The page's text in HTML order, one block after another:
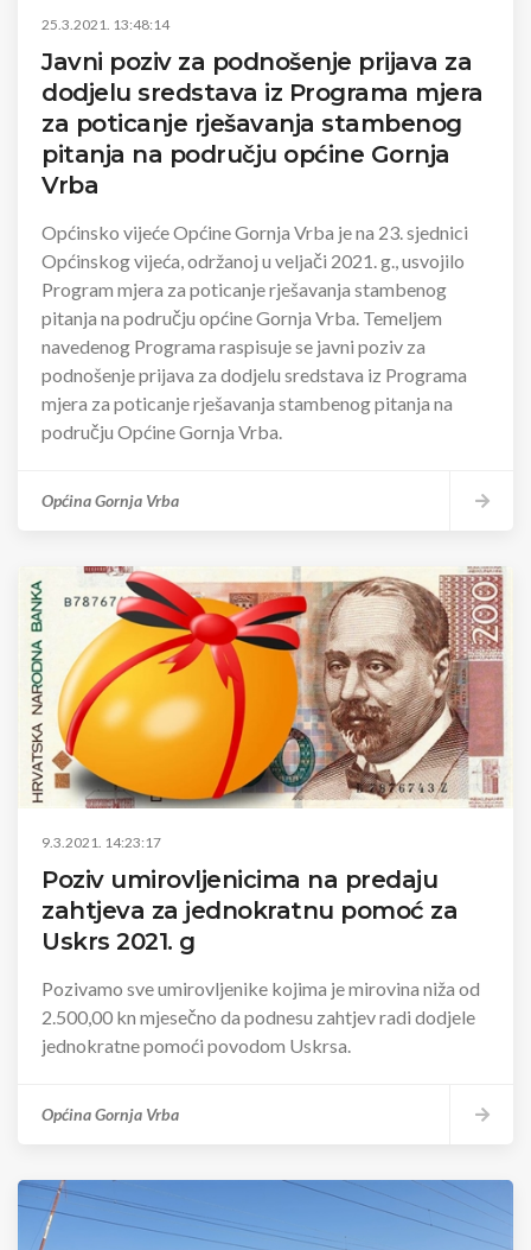
25.3.2021. 13:48:14
Javni poziv za podnošenje prijava za
dodjelu sredstava iz Programa mjera
za poticanje rješavanja stambenog
pitanja na području općine Gornja
Vrba
Općinsko vijeće Općine Gornja Vrba je na 23. sjednici
Općinskog vijeća, održanoj u veljači 2021. g., usvojilo
Program mjera za poticanje rješavanja stambenog
pitanja na području općine Gornja Vrba. Temeljem
navedenog Programa raspisuje se javni poziv za
podnošenje prijava za dodjelu sredstava iz Programa
mjera za poticanje rješavanja stambenog pitanja na
području Općine Gornja Vrba.
Općina Gornja Vrba
9.3.2021. 14:23:17
Poziv umirovljenicima na predaju
zahtjeva za jednokratnu pomoć za
Uskrs 2021. g
Pozivamo sve umirovljenike kojima je mirovina niža od
2.500,00 kn mjesečno da podnesu zahtjev radi dodjele
jednokratne pomoći povodom Uskrsa.
Općina Gornja Vrba